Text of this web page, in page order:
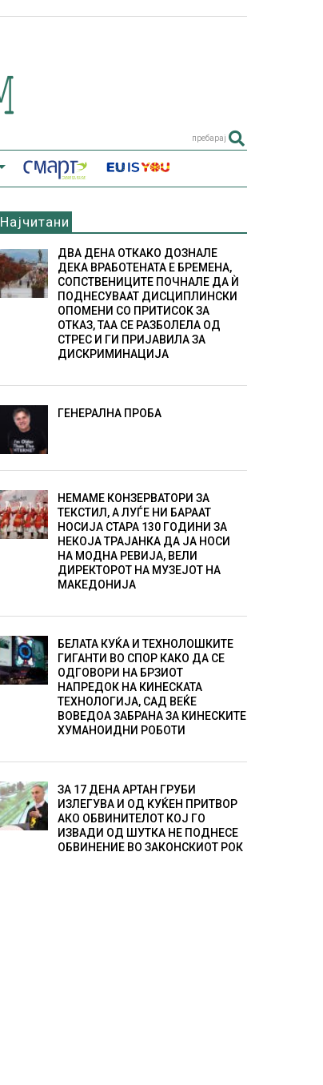
пребарај
Најчитани
ДВА ДЕНА ОТКАКО ДОЗНАЛЕ
ДЕКА ВРАБОТЕНАТА Е БРЕМЕНА,
СОПСТВЕНИЦИТЕ ПОЧНАЛЕ ДА Ѝ
ПОДНЕСУВААТ ДИСЦИПЛИНСКИ
ОПОМЕНИ СО ПРИТИСОК ЗА
ОТКАЗ, ТАА СЕ РАЗБОЛЕЛА ОД
СТРЕС И ГИ ПРИЈАВИЛА ЗА
ДИСКРИМИНАЦИЈА
ГЕНЕРАЛНА ПРОБА
НЕМАМЕ КОНЗЕРВАТОРИ ЗА
ТЕКСТИЛ, А ЛУЃЕ НИ БАРААТ
НОСИЈА СТАРА 130 ГОДИНИ ЗА
НЕКОЈА ТРАЈАНКА ДА ЈА НОСИ
НА МОДНА РЕВИЈА, ВЕЛИ
ДИРЕКТОРОТ НА МУЗЕЈОТ НА
МАКЕДОНИЈА
БЕЛАТА КУЌА И ТЕХНОЛОШКИТЕ
ГИГАНТИ ВО СПОР КАКО ДА СЕ
ОДГОВОРИ НА БРЗИОТ
НАПРЕДОК НА КИНЕСКАТА
ТЕХНОЛОГИЈА, САД ВЕЌЕ
ВОВЕДОА ЗАБРАНА ЗА КИНЕСКИТЕ
ХУМАНОИДНИ РОБОТИ
ЗА 17 ДЕНА АРТАН ГРУБИ
ИЗЛЕГУВА И ОД КУЌЕН ПРИТВОР
АКО ОБВИНИТЕЛОТ КОЈ ГО
ИЗВАДИ ОД ШУТКА НЕ ПОДНЕСЕ
ОБВИНЕНИЕ ВО ЗАКОНСКИОТ РОК